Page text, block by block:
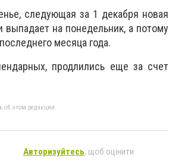
следующая за 1 декабря новая
на понедельник, а потому
месяца года.
продлились еще за счет
об этом редакции
Авторизуйтесь, щоб оцінити